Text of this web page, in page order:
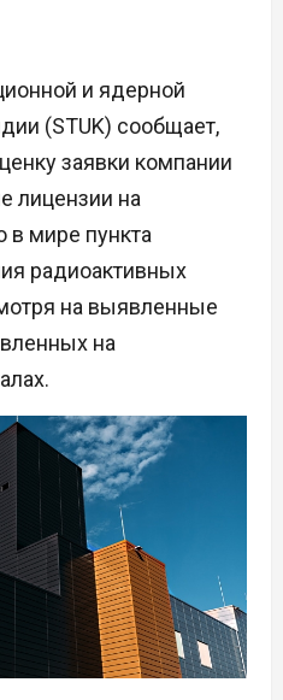
и ядерной
(STUK) сообщает,
заявки компании
лицензии на
в мире пункта
радиоактивных
на выявленные
на